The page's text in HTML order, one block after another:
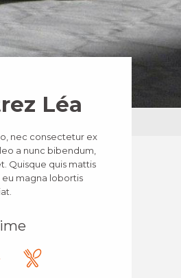
Léa
nec consectetur ex
a nunc bibendum,
Quisque quis mattis
eu magna lobortis